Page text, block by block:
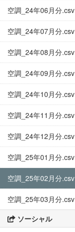
空調_24年06月分.csv
空調_24年07月分.csv
空調_24年08月分.csv
空調_24年09月分.csv
空調_24年10月分.csv
空調_24年11月分.csv
空調_24年12月分.csv
空調_25年01月分.csv
空調_25年02月分.csv
空調_25年03月分.csv
ソーシャル